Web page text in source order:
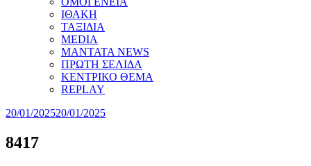
ΙΘΑΚΗ
ΤΑΞΙΔΙΑ
MEDIA
MANTATA NEWS
ΠΡΩΤΗ ΣΕΛΙΔΑ
ΚΕΝΤΡΙΚΟ ΘΕΜΑ
REPLAY
20/01/202520/01/2025
8417